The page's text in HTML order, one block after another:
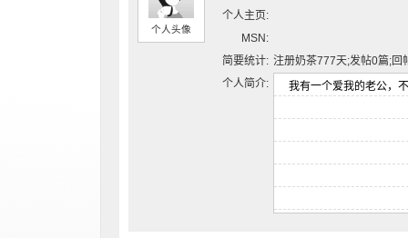
个人头像
个人主页:
MSN:
简要统计: 注册奶茶777天;发帖0篇;回
个人简介: